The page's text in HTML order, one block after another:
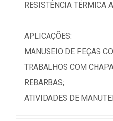
RESISTÊNCIA TÉRMICA
APLICAÇÕES:
MANUSEIO DE PEÇAS
TRABALHOS COM
REBARBAS;
ATIVIDADES DE